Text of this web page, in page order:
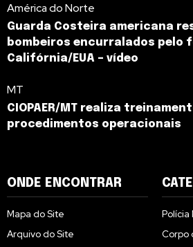
América do Norte
Guarda Costeira americana
bombeiros encurralados pelo
Califórnia/EUA – vídeo
MT
CIOPAER/MT realiza
procedimentos operacionais
ONDE ENCONTRAR
Mapa do Site
Arquivo do Site
Polícia
Corpo